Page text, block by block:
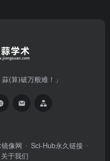
(算)破万般难！」
像网
Sci-Hub永久链接
关于我们